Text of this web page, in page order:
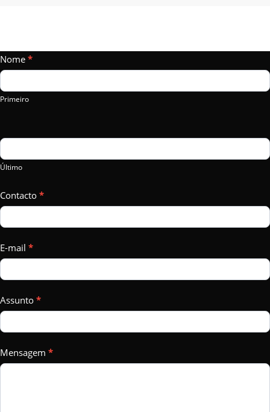
Vamos
Falar?
Nome *
Primeiro
Último
Contacto *
E-mail *
Assunto *
Mensagem *
If
you
are
human,
this
blank.